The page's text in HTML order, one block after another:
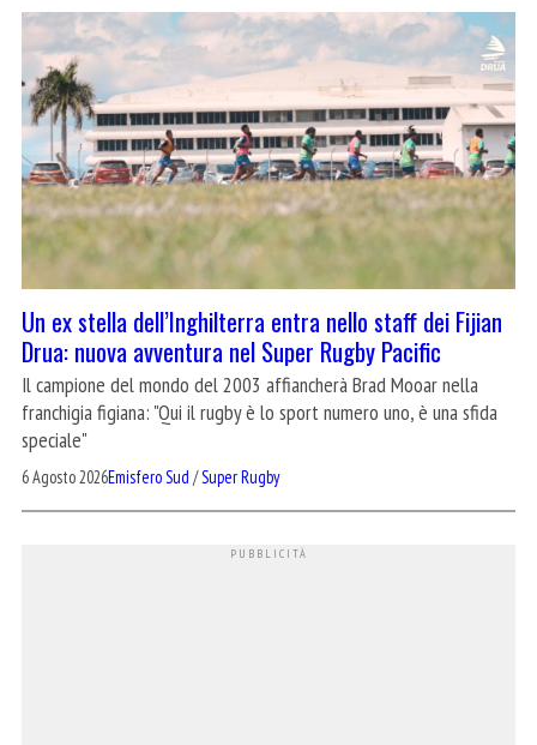
Un ex stella dell’Inghilterra entra nello staff dei Fijian
Drua: nuova avventura nel Super Rugby Pacific
Il campione del mondo del 2003 affiancherà Brad Mooar nella
franchigia figiana: "Qui il rugby è lo sport numero uno, è una sfida
speciale"
6 Agosto 2026Emisfero Sud /Super Rugby